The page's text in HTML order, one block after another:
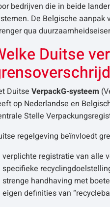
bedrijven die in beide
De Belgische
qua
Duitse
DuitseVerpackG-systeem
op Nederlandse en
Stelle
regelgeving beïnvloedt
verplichte registratie van alle
specifieke
strenge handhaving met
eigen definities van